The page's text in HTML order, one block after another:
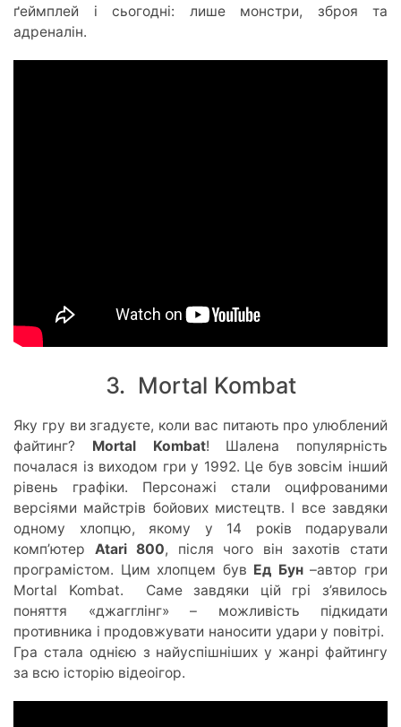
ґеймплей і сьогодні: лише монстри, зброя та
адреналін.
3. Mortal Kombat
Яку гру ви згадуєте, коли вас питають про улюблений
файтинг? Mortal Kombat! Шалена популярність
почалася із виходом гри у 1992. Це був зовсім інший
рівень графіки. Персонажі стали оцифрованими
версіями майстрів бойових мистецтв. І все завдяки
одному хлопцю, якому у 14 років подарували
комп’ютер Atari 800, після чого він захотів стати
програмістом. Цим хлопцем був Ед Бун–автор гри
Mortal Kombat. Саме завдяки цій грі з’явилось
поняття «джагглінг» – можливість підкидати
противника і продовжувати наносити удари у повітрі.
Гра стала однією з найуспішніших у жанрі файтингу
за всю історію відеоігор.